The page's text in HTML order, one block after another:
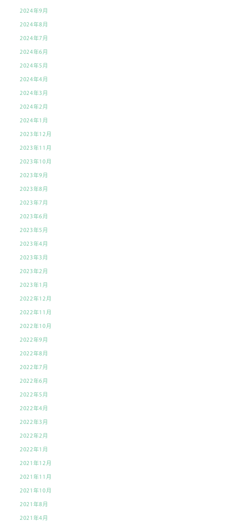
2024年9月
2024年8月
2024年7月
2024年6月
2024年5月
2024年4月
2024年3月
2024年2月
2024年1月
2023年12月
2023年11月
2023年10月
2023年9月
2023年8月
2023年7月
2023年6月
2023年5月
2023年4月
2023年3月
2023年2月
2023年1月
2022年12月
2022年11月
2022年10月
2022年9月
2022年8月
2022年7月
2022年6月
2022年5月
2022年4月
2022年3月
2022年2月
2022年1月
2021年12月
2021年11月
2021年10月
2021年8月
2021年4月